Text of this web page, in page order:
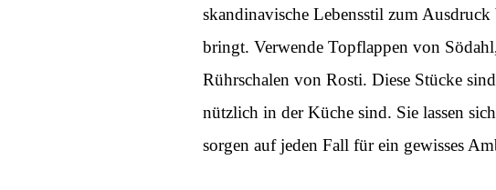
skandinavische Lebensstil zum
bringt. Verwende Topflappen von
Rührschalen von Rosti. Diese Stücke
nützlich in der Küche sind. Sie lassen
sorgen auf jeden Fall für ein gewisses